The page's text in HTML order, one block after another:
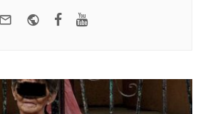
e-mailWebsiteFacebook